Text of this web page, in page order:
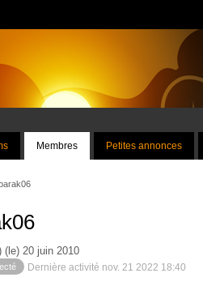
Membres Petites annonces
(le) 20 juin 2010
Dernière activité nov. 21 2022 18:40